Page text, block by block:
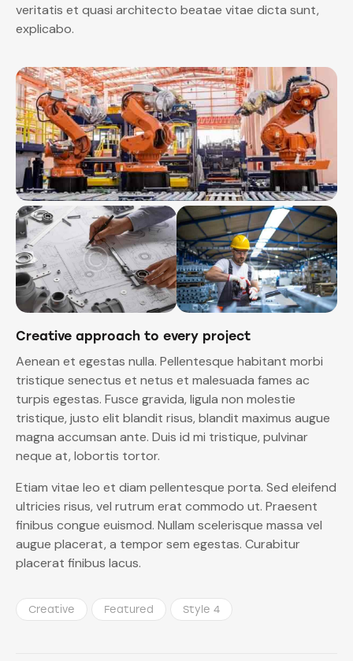
veritatis et quasi architecto beatae vitae dicta sunt,
explicabo.
Creative approach to every project
Aenean et egestas nulla. Pellentesque habitant morbi
tristique senectus et netus et malesuada fames ac
turpis egestas. Fusce gravida, ligula non molestie
tristique, justo elit blandit risus, blandit maximus augue
magna accumsan ante. Duis id mi tristique, pulvinar
neque at, lobortis tortor.
Etiam vitae leo et diam pellentesque porta. Sed eleifend
ultricies risus, vel rutrum erat commodo ut. Praesent
finibus congue euismod. Nullam scelerisque massa vel
augue placerat, a tempor sem egestas. Curabitur
placerat finibus lacus.
Creative Featured Style 4